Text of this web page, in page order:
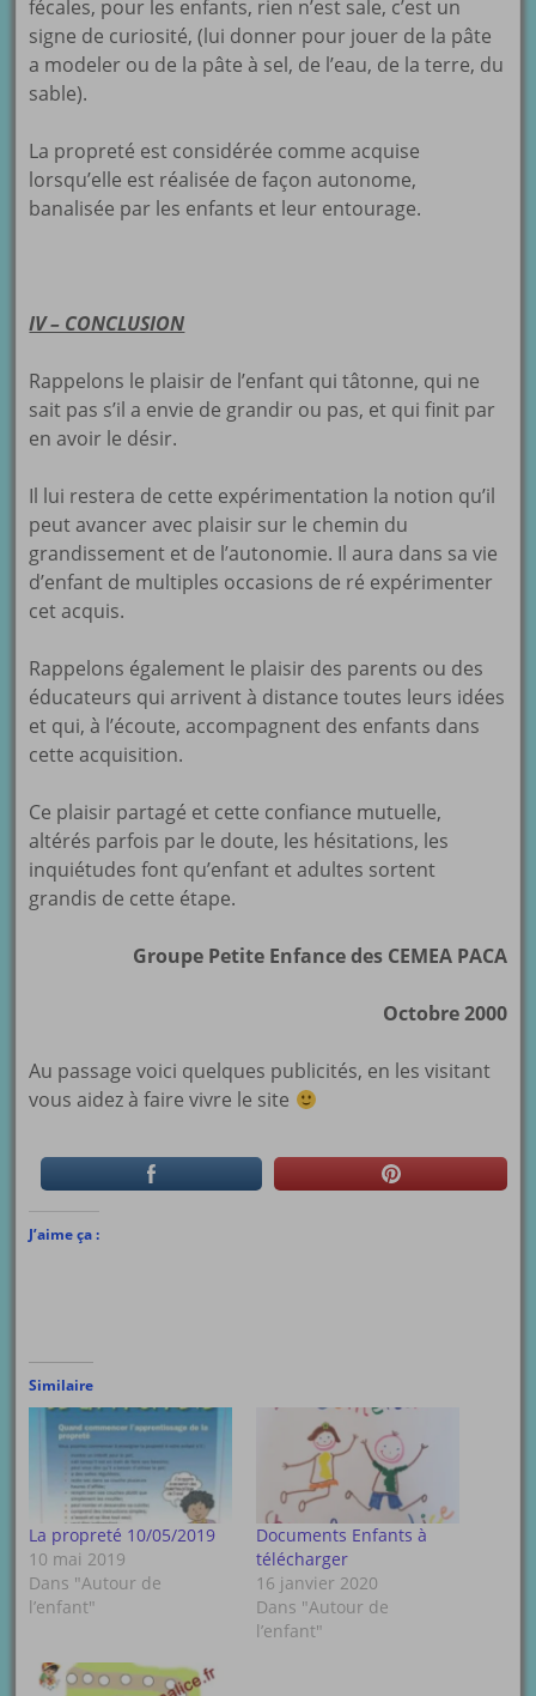
fécales, pour les enfants, rien n’est sale, c’est un
signe de curiosité, (lui donner pour jouer de la pâte
a modeler ou de la pâte à sel, de l’eau, de la terre, du
sable).
La propreté est considérée comme acquise
lorsqu’elle est réalisée de façon autonome,
banalisée par les enfants et leur entourage.
IV – CONCLUSION
Rappelons le plaisir de l’enfant qui tâtonne, qui ne
sait pas s’il a envie de grandir ou pas, et qui finit par
en avoir le désir.
Il lui restera de cette expérimentation la notion qu’il
peut avancer avec plaisir sur le chemin du
grandissement et de l’autonomie. Il aura dans sa vie
d’enfant de multiples occasions de ré expérimenter
cet acquis.
Rappelons également le plaisir des parents ou des
éducateurs qui arrivent à distance toutes leurs idées
et qui, à l’écoute, accompagnent des enfants dans
cette acquisition.
Ce plaisir partagé et cette confiance mutuelle,
altérés parfois par le doute, les hésitations, les
inquiétudes font qu’enfant et adultes sortent
grandis de cette étape.
Groupe Petite Enfance des CEMEA PACA
Octobre 2000
Au passage voici quelques publicités, en les visitant
vous aidez à faire vivre le site
J’aime ça :
Similaire
La propreté 10/05/2019
10 mai 2019
Dans "Autour de
l’enfant"
Documents Enfants à
télécharger
16 janvier 2020
Dans "Autour de
l’enfant"